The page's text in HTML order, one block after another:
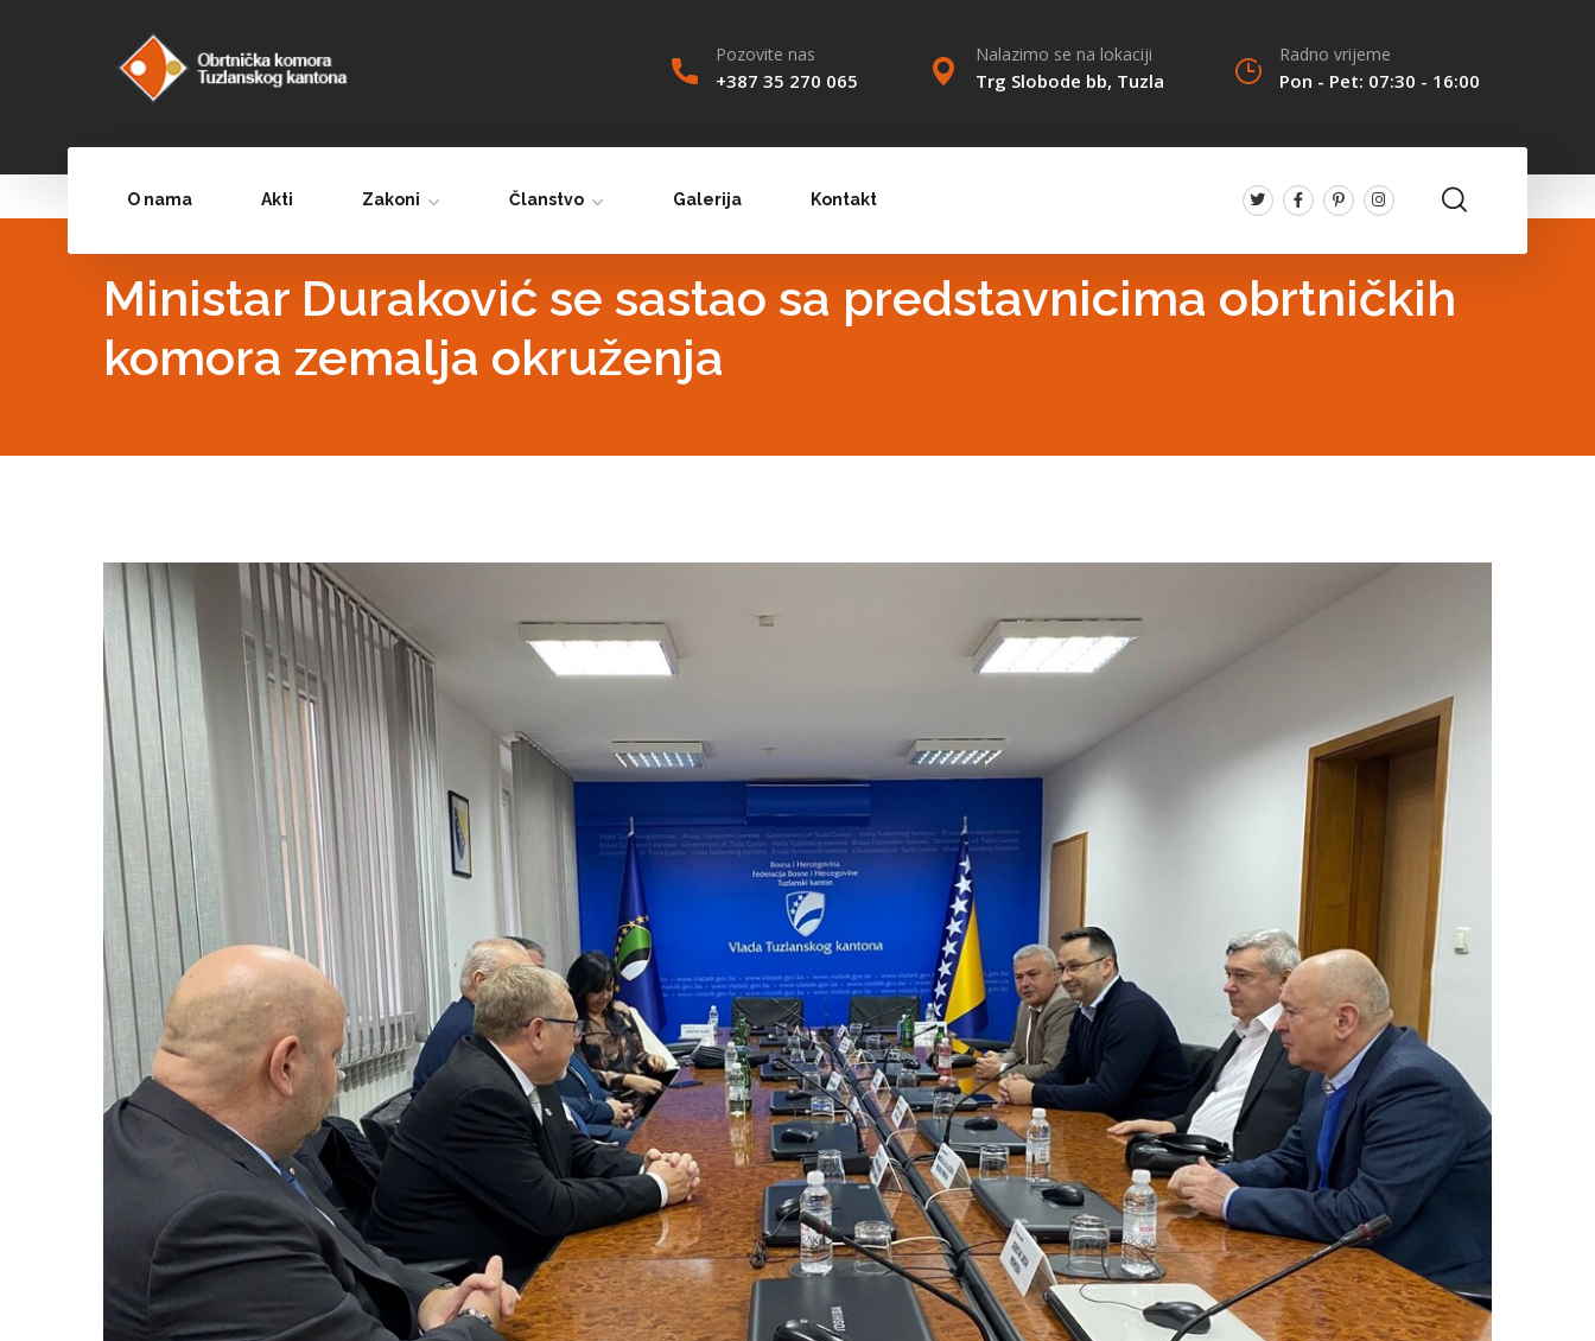
Pozovite nas
+387 35 270 065
Nalazimo se na lokaciji
Trg Slobode bb, Tuzla
Radno vrijeme
Pon - Pet: 07:30 - 16:00
O nama Akti Zakoni Članstvo Galerija Kontakt
Ministar Duraković se sastao sa predstavnicima obrtničkih
komora zemalja okruženja